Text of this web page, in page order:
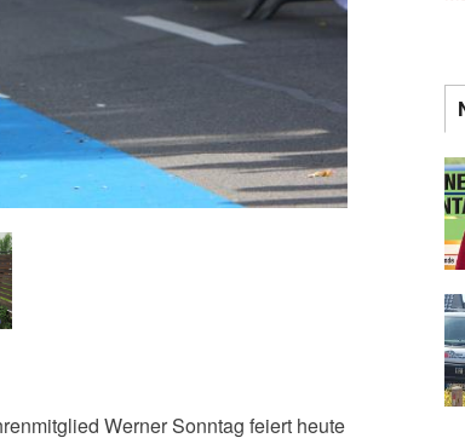
Werner Sonntag feiert heute